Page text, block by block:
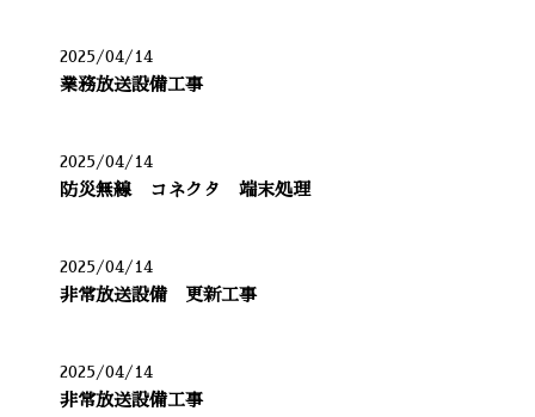
2025/04/14
業務放送設備工事
2025/04/14
防災無線 コネクタ 端末処理
2025/04/14
非常放送設備 更新工事
2025/04/14
非常放送設備工事